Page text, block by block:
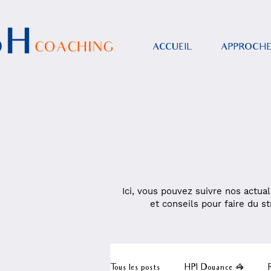
ACCUEIL APPROCHE
Ici, vous pouvez suivre nos
et conseils pour faire du
Tous les posts HPI Douance 🦓